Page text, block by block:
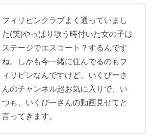
フィリピンクラブよく通っていまし
た(笑)やっぱり歌う時付いた女の子は
ステージでエスコート？するんです
ね。しかも今一緒に住んでるのもフ
ィリピンなんですけど、いくぴーさ
んのチャンネル超お気に入りで、い
つも、いくぴーさんの動画見せてと
言ってきます。